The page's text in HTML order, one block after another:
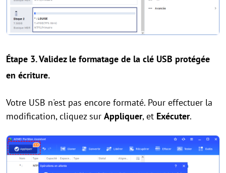
Étape 3. Validez le formatage de la clé USB protégée
en écriture.
Votre USB n'est pas encore formaté. Pour effectuer la
modification, cliquez sur Appliquer, et Exécuter.